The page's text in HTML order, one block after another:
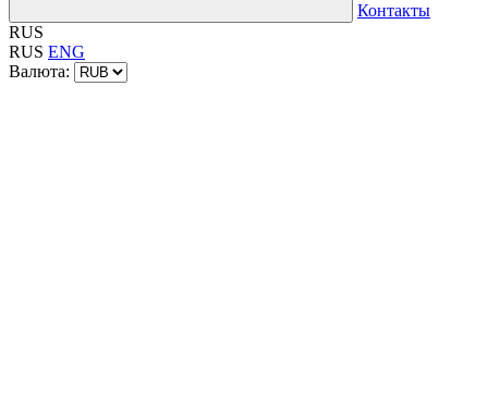
Контакты
RUS
RUS ENG
Валюта: